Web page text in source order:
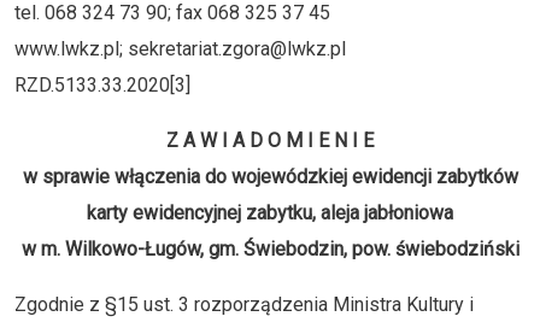
tel. 068 324 73 90; fax 068 325 37 45
www.lwkz.pl; sekretariat.zgora@lwkz.pl
RZD.5133.33.2020[3]
Z A W I A D O M I E N I E
w sprawie włączenia do wojewódzkiej ewidencji zabytków
karty ewidencyjnej zabytku, aleja jabłoniowa
w m. Wilkowo-Ługów, gm. Świebodzin, pow. świebodziński
Zgodnie z §15 ust. 3 rozporządzenia Ministra Kultury i